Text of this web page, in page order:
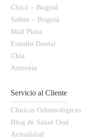
Chicó – Bogotá
Salitre – Bogotá
Mall Plaza
Estudio Dental
Chía
Armenia
Servicio al Cliente
Clinicas Odontológicas
Blog de Salud Oral
Actualidad